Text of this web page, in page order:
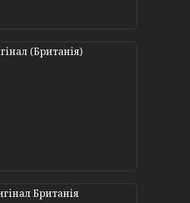
(Британія)
Британія